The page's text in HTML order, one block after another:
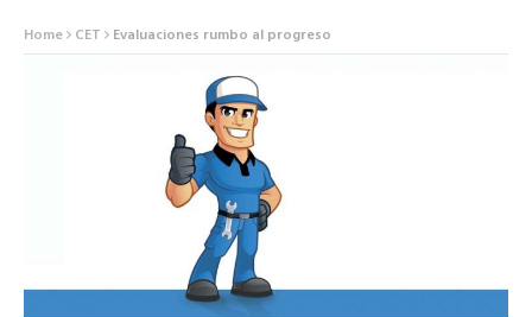
Home CET Evaluaciones rumbo al progreso